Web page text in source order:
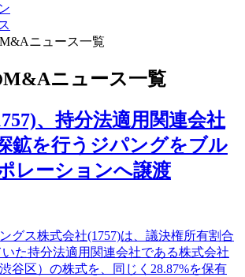
ニュース一覧
M&Aニュース一覧
、持分法適用関連会社
鉱を行うジパングをブル
レーションへ譲渡
グス株式会社(1757)は、議決権所有割合
いた持分法適用関連会社である株式会社
谷区）の株式を、同じく28.87%を保有